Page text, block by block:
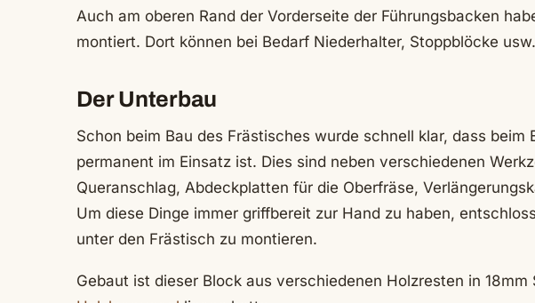
Auch am oberen Rand der Vorderseite der Führungsbacken
montiert. Dort können bei Bedarf Niederhalter, Stoppblöcke
Der Unterbau
Schon beim Bau des Frästisches wurde schnell klar, dass beim
permanent im Einsatz ist. Dies sind neben verschiedenen
Queranschlag, Abdeckplatten für die Oberfräse,
Um diese Dinge immer griffbereit zur Hand zu haben,
unter den Frästisch zu montieren.
Gebaut ist dieser Block aus verschiedenen Holzresten in